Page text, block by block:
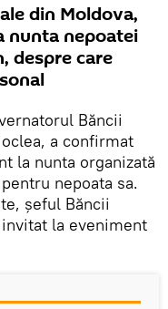
din Moldova,
nunta nepoatei
despre care
Băncii
a confirmat
la nunta organizată
nepoata sa.
șeful Băncii
la eveniment